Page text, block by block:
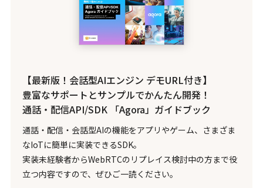
【最新版！会話型AIエンジン デモURL付き】
豊富なサポートとサンプルでかんたん開発！
通話・配信API/SDK 「Agora」ガイドブック
通話・配信・会話型AIの機能をアプリやゲーム、さまざま
なIoTに簡単に実装できるSDK。
実装未経験者からWebRTCのリプレイス検討中の方まで役
立つ内容ですので、ぜひご一読ください。